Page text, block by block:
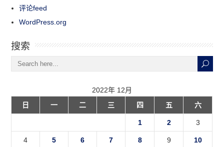
评论feed
WordPress.org
搜索
2022年 12月
日
一 二 三 四 五 六
1 2 3
4 5 6 7 8 9 10